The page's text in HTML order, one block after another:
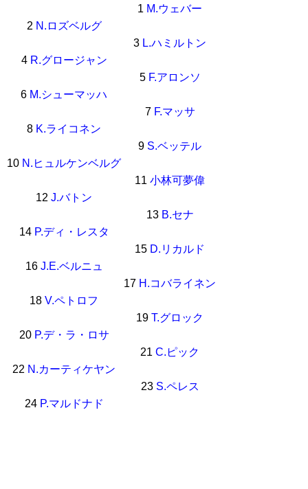
1 M.ウェバー
2 N.ロズベルグ
3 L.ハミルトン
4 R.グロージャン
5 F.アロンソ
6 M.シューマッハ
7 F.マッサ
8 K.ライコネン
9 S.ベッテル
10 N.ヒュルケンベルグ
11 小林可夢偉
12 J.バトン
13 B.セナ
14 P.ディ・レスタ
15 D.リカルド
16 J.E.ベルニュ
17 H.コバライネン
18 V.ペトロフ
19 T.グロック
20 P.デ・ラ・ロサ
21 C.ピック
22 N.カーティケヤン
23 S.ペレス
24 P.マルドナド